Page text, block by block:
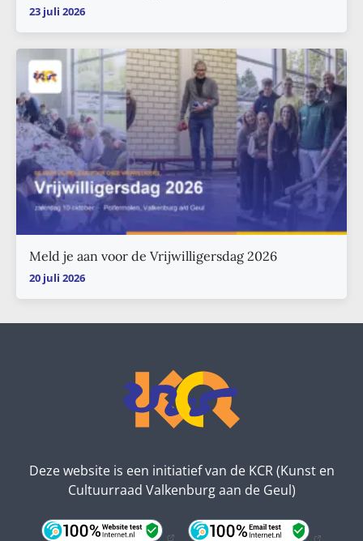
23 juli 2026
Meld je aan voor de Vrijwilligersdag 2026
20 juli 2026
Deze website is een initiatief van de KCR (Kunst en
Cultuurraad Valkenburg aan de Geul)